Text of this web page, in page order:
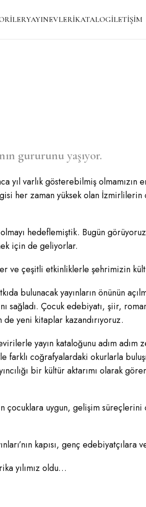
YAYINEVLERIKATALOGİLETIŞIM
gururunu yaşıyor.
yıl varlık gösterebilmiş
her zaman yüksek olan
hedeflemiştik. Bugün görüyoruz
için de geliyorlar.
çeşitli etkinliklerle şehrimizin
bulunacak yayınların önünün
sağladı. Çocuk edebiyatı, şiir,
de yeni kitaplar kazandırıyoruz.
yayın kataloğunu adım
coğrafyalardaki okurlarla
bir kültür aktarımı olarak
çocuklara uygun, gelişim
kapısı, genç edebiyatçılara
yılımız oldu…